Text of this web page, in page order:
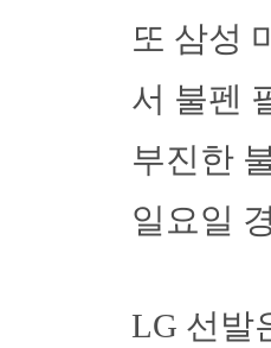
또 삼성
서 불펜
부진한
일요일
LG 선발